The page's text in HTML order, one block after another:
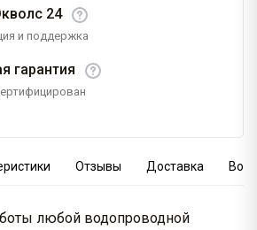
24
и поддержка
гарантия
Отзывы Доставка
любой водопроводной